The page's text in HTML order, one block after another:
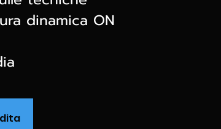
dinamica ON